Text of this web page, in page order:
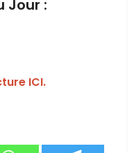
Jour :
ICI.